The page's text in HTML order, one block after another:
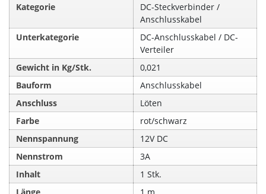
Kategorie
DC-Steckverbinder /
Anschlusskabel
Unterkategorie
DC-Anschlusskabel / DC-
Verteiler
Gewicht in Kg/Stk.
0,021
Bauform
Anschlusskabel
Anschluss
Löten
Farbe
rot/schwarz
Nennspannung
12V DC
Nennstrom
3A
Inhalt
1 Stk.